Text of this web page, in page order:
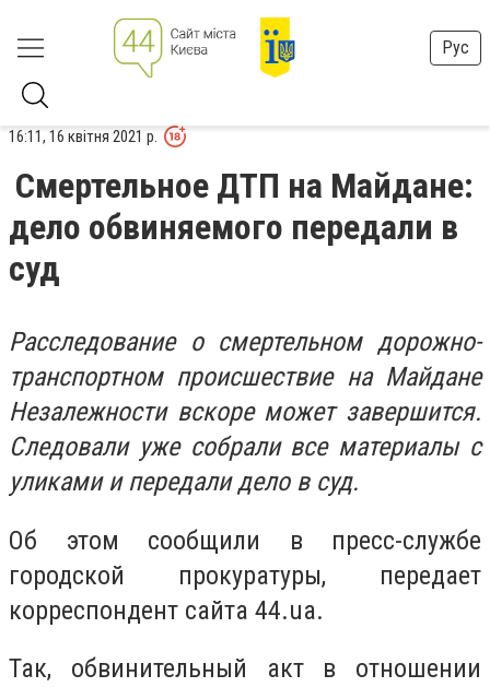
Рус
16:11, 16 квітня 2021 р.
Смертельное ДТП на Майдане:
дело обвиняемого передали в
суд
Расследование о смертельном дорожно-
транспортном происшествие на Майдане
Незалежности вскоре может завершится.
Следовали уже собрали все материалы с
уликами и передали дело в суд.
Об этом сообщили в пресс-службе
городской прокуратуры, передает
корреспондент сайта 44.ua.
Так, обвинительный акт в отношении